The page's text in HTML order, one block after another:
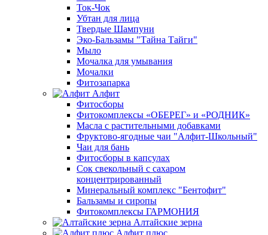
Ток-Чок
Убтан для лица
Твердые Шампуни
Эко-Бальзамы "Тайна Тайги"
Мыло
Мочалка для умывания
Мочалки
Фитозапарка
Алфит
Фитосборы
Фитокомплексы «ОБЕРЕГ» и «РОДНИК»
Масла с растительными добавками
Фруктово-ягодные чаи "Алфит-Школьный"
Чаи для бань
Фитосборы в капсулах
Сок свекольный с сахаром
концентрированный
Минеральный комплекс "Бентофит"
Бальзамы и сиропы
Фитокомплексы ГАРМОНИЯ
Алтайские зерна
Алфит плюс